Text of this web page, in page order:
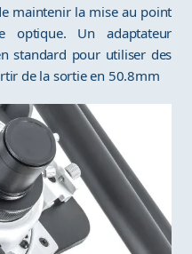
maintenir la mise au point
optique. Un adaptateur
standard pour utiliser des
de la sortie en 50.8mm